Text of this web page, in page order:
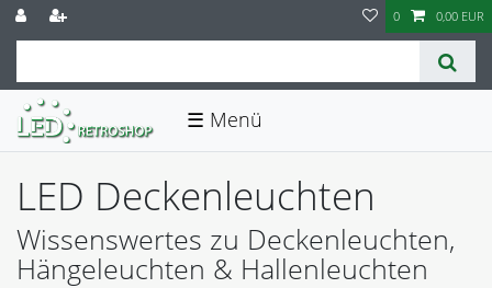
0 0,00 EUR
☰
LED Deckenleuchten
Wissenswertes zu Deckenleuchten,
Hängeleuchten & Hallenleuchten